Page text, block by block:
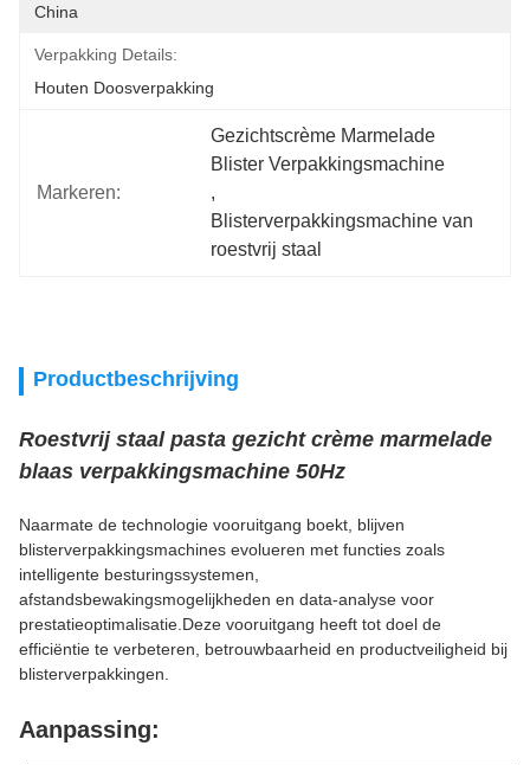
China
Verpakking Details:
Houten Doosverpakking
Markeren:
Gezichtscrème Marmelade
Blister Verpakkingsmachine
,
Blisterverpakkingsmachine van
roestvrij staal
Productbeschrijving
Roestvrij staal pasta gezicht crème marmelade
blaas verpakkingsmachine 50Hz
Naarmate de technologie vooruitgang boekt, blijven
blisterverpakkingsmachines evolueren met functies zoals
intelligente besturingssystemen,
afstandsbewakingsmogelijkheden en data-analyse voor
prestatieoptimalisatie.Deze vooruitgang heeft tot doel de
efficiëntie te verbeteren, betrouwbaarheid en productveiligheid bij
blisterverpakkingen.
Aanpassing: